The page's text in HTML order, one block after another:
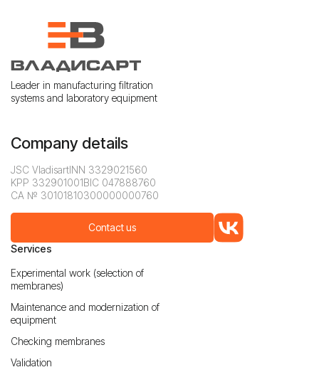
Leader in manufacturing filtration
systems and laboratory equipment
Company details
JSC VladisartINN 3329021560
KPP 332901001BIC 047888760
CA № 30101810300000000760
Contact us
Services
Experimental work (selection of
membranes)
Maintenance and modernization of
equipment
Checking membranes
Validation